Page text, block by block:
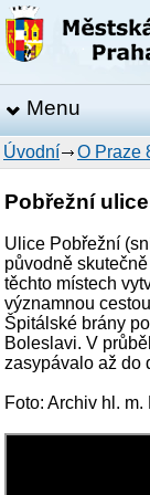
Menu
Úvodní O Praze
Pobřežní ulice
Ulice Pobřežní
původně
těchto místech
významnou
Špitálské brány
Boleslavi. V
zasypávalo až do
Foto: Archiv hl. m.